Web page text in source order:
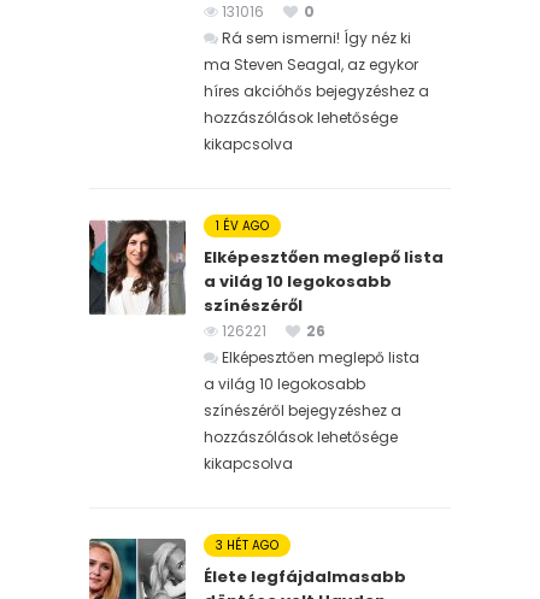
131016
0
Rá sem ismerni! Így néz ki
ma Steven Seagal, az egykor
híres akcióhős bejegyzéshez a
hozzászólások lehetősége
kikapcsolva
1 ÉV AGO
Elképesztően meglepő lista
a világ 10 legokosabb
színészéről
126221
26
Elképesztően meglepő lista
a világ 10 legokosabb
színészéről bejegyzéshez a
hozzászólások lehetősége
kikapcsolva
3 HÉT AGO
Élete legfájdalmasabb